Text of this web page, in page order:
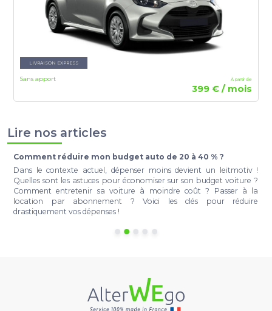
LIVRAISON EXPRESS
Sans apport À partir de
399 € / mois
Lire nos articles
Comment réduire mon budget auto de 20 à 40 % ?
Dans le contexte actuel, dépenser moins devient un leitmotiv !
Quelles sont les astuces pour économiser sur son budget voiture ?
Comment entretenir sa voiture à moindre coût ? Passer à la
location par abonnement ? Voici les clés pour réduire
drastiquement vos dépenses !